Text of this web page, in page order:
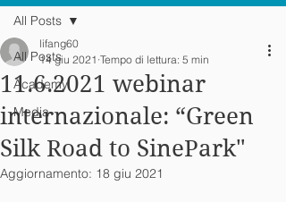
All Posts
Academy
Media
All Posts
11.6.2021 webinar
internazionale: “Green
Silk Road to SinePark"
lifang60
14 giu 2021 Tempo di lettura: 5 min
Aggiornamento: 18 giu 2021